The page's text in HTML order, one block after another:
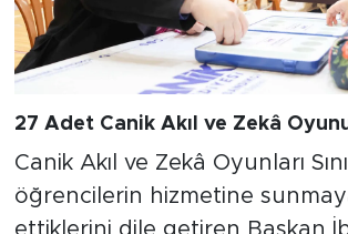
27 Adet Canik Akıl ve Zekâ Oyunu
Canik Akıl ve Zekâ Oyunları
öğrencilerin hizmetine
ettiklerini dile getiren Başkan